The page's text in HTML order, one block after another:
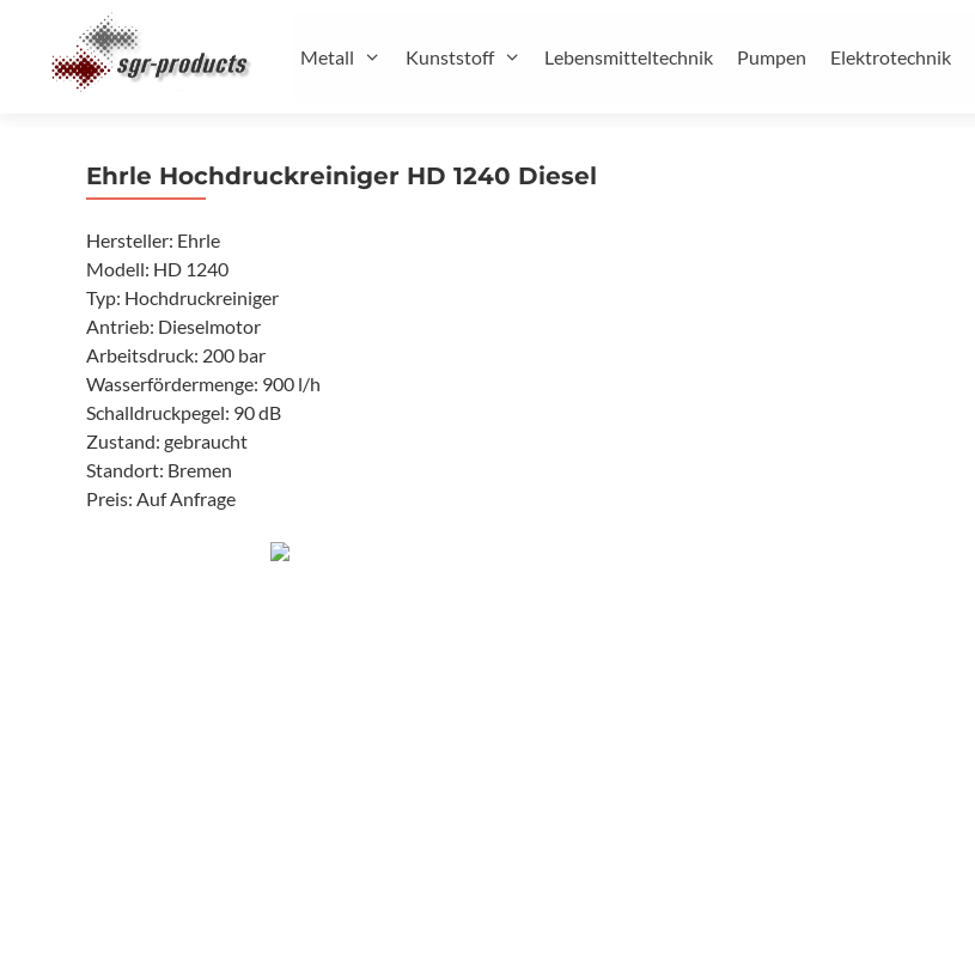
springen
Metall Kunststoff Lebensmitteltechnik Pumpen Elektrotechnik
Ehrle Hochdruckreiniger HD 1240 Diesel
Hersteller: Ehrle
Modell: HD 1240
Typ: Hochdruckreiniger
Antrieb: Dieselmotor
Arbeitsdruck: 200 bar
Wasserfördermenge: 900 l/h
Schalldruckpegel: 90 dB
Zustand: gebraucht
Standort: Bremen
Preis: Auf Anfrage